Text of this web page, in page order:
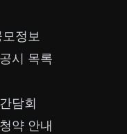
정보
시 목록
담회
약 안내